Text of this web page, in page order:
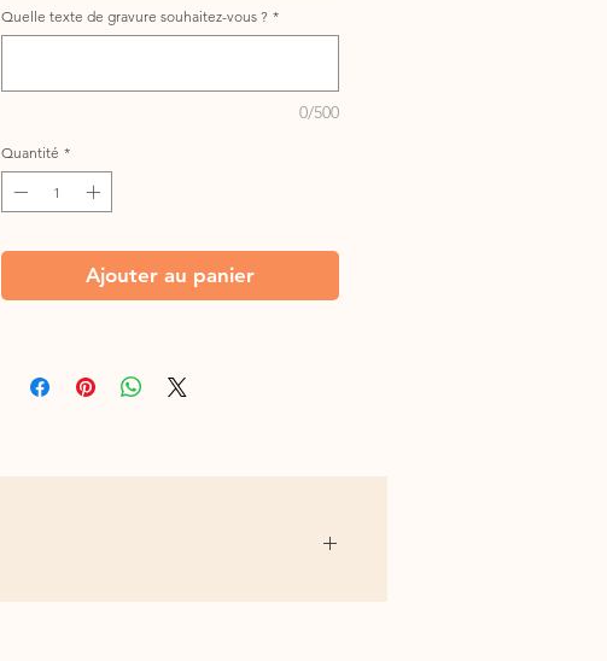
Quelle texte de gravure souhaitez-vous ? *
0/500
Quantité *
Ajouter au panier